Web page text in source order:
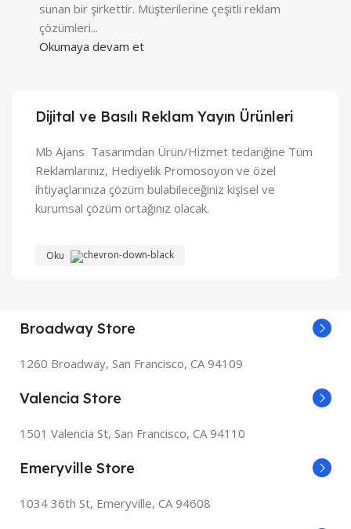
sunan bir şirkettir. Müşterilerine çeşitli reklam
çözümleri...
Okumaya devam et
Dijital ve Basılı Reklam Yayın Ürünleri
Mb Ajans Tasarımdan Ürün/Hizmet tedariğine Tüm
Reklamlarınız, Hediyelik Promosoyon ve özel
ihtiyaçlarınıza çözüm bulabileceğiniz kişisel ve
kurumsal çözüm ortağınız olacak.
Oku
Broadway Store
1260 Broadway, San Francisco, CA 94109
Valencia Store
1501 Valencia St, San Francisco, CA 94110
Emeryville Store
1034 36th St, Emeryville, CA 94608